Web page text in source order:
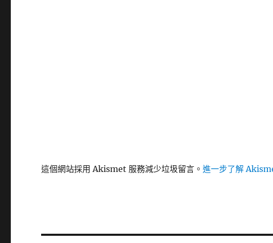
這個網站採用 Akismet 服務減少垃圾留言。進一步了解